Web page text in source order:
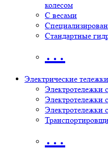
колесом
С весами
Стандартные
…
Электрические тележки
Электротележки
Электротележки
Электротележки
…